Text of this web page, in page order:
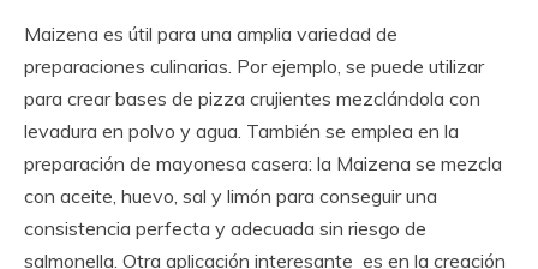
Maizena es útil para una amplia variedad de
preparaciones culinarias. Por ejemplo, se puede utilizar
para crear bases de pizza crujientes mezclándola con
levadura en polvo y agua. También se emplea en la
preparación de mayonesa casera: la Maizena se mezcla
con aceite, huevo, sal y limón para conseguir una
consistencia perfecta y adecuada sin riesgo de
salmonella. Otra aplicación interesante es en la creación